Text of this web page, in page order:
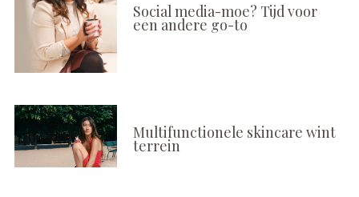
Social media-moe? Tijd voor
een andere go-to
Multifunctionele skincare wint
terrein